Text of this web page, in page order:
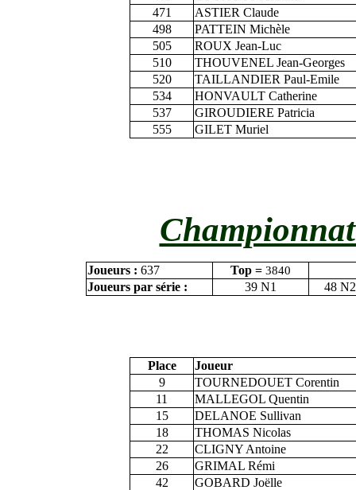
471
ASTIER Claude
498
PATTEIN Michèle
505
ROUX Jean-Luc
510
THOUVENEL Jean-Georges
520
TAILLANDIER Paul-Emile
534
HONVAULT Catherine
537
GIROUDIERE Patricia
555
GILET Muriel
Joueurs : 637 Top = 3840
Joueurs par série : 39 N1 48 N2
Place
Joueur
9
TOURNEDOUET Corentin
11
MALLEGOL Quentin
15
DELANOE Sullivan
18
THOMAS Nicolas
22
CLIGNY Antoine
26
GRIMAL Rémi
42
GOBARD Joëlle